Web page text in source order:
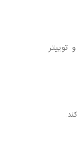
توییتر